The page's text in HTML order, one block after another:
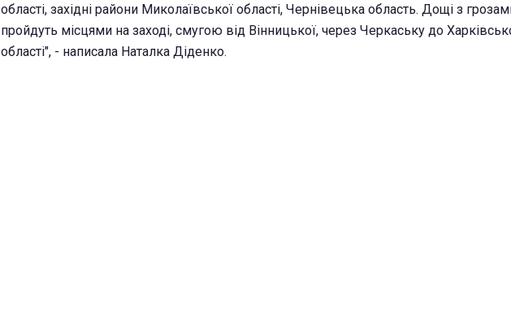
області, західні райони Миколаївської області, Чернівецька область. Дощі з
пройдуть місцями на заході, смугою від Вінницької, через Черкаську до
області", - написала Наталка Діденко.